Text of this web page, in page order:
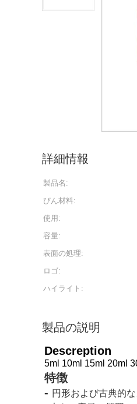
詳細情報
製品名:
びん材料:
使用:
容量:
表面の処理:
ロゴ:
ハイライト:
製品の説明
Descreption
5ml 10ml 15ml 20ml
特徴
- 円形および古典的